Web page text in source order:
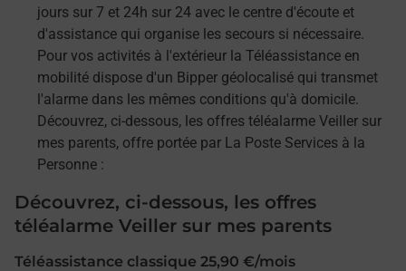
jours sur 7 et 24h sur 24 avec le centre d'écoute et
d'assistance qui organise les secours si nécessaire.
Pour vos activités à l'extérieur la Téléassistance en
mobilité dispose d'un Bipper géolocalisé qui transmet
l'alarme dans les mêmes conditions qu'à domicile.
Découvrez, ci-dessous, les offres téléalarme Veiller sur
mes parents, offre portée par La Poste Services à la
Personne :
Découvrez, ci-dessous, les offres
téléalarme Veiller sur mes parents
Téléassistance classique 25,90 €/mois